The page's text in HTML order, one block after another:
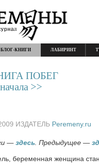
БЛОГ-КНИГИ ЛАБИРИНТ
ПОБЕГ
>>
ИЗДАТЕЛЬ Peremeny.ru
— здесь . Предыдущее —
беременная женщина